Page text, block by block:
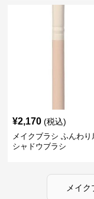
¥2,170 (税込)
メイクブラシ ふんわり
シャドウブラシ
メイク